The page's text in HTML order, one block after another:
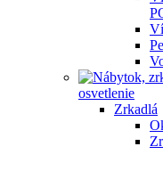
osvetlenie
Zrkadlá